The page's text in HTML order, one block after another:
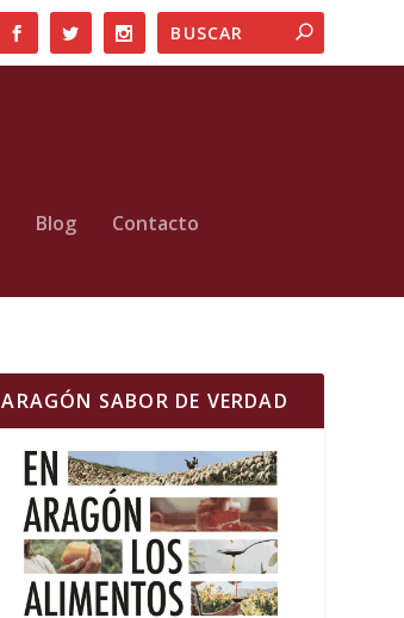
Blog Contacto
ARAGÓN SABOR DE VERDAD